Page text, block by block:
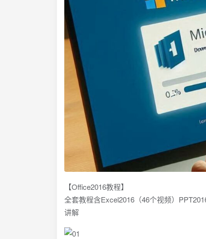
【Office2016教程】
全套教程含Excel2016（46个视频）
讲解